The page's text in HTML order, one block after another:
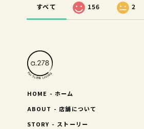
すべて 156 2
HOME - ホーム
ABOUT - 店舗について
STORY - ストーリー